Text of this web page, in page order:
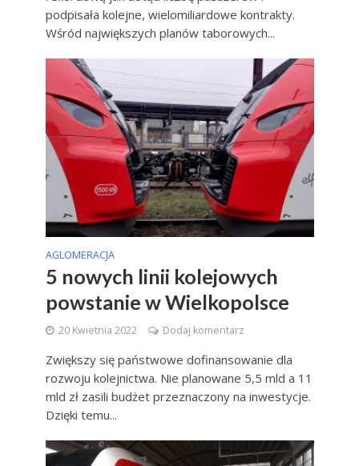
podpisała kolejne, wielomiliardowe kontrakty.
Wśród największych planów taborowych...
AGLOMERACJA
5 nowych linii kolejowych
powstanie w Wielkopolsce
20 Kwietnia 2022 Dodaj komentarz
Zwiększy się państwowe dofinansowanie dla
rozwoju kolejnictwa. Nie planowane 5,5 mld a 11
mld zł zasili budżet przeznaczony na inwestycje.
Dzięki temu...